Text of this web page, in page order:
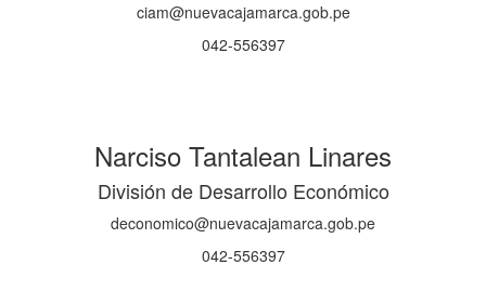
ciam@nuevacajamarca.gob.pe
042-556397
Narciso Tantalean Linares
División de Desarrollo Económico
deconomico@nuevacajamarca.gob.pe
042-556397